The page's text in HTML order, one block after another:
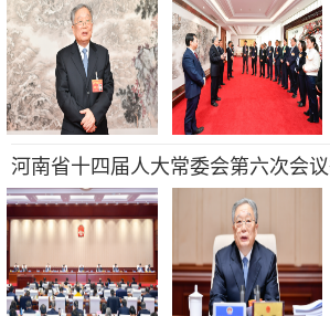
河南省十四届人大常委会第六次会